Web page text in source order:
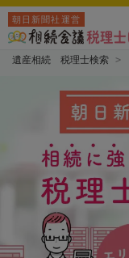
朝日新聞社運営
遺産相続 税理士検索